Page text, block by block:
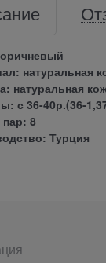
натуральная
натуральная
с 36-40р.(36-
8
Турция